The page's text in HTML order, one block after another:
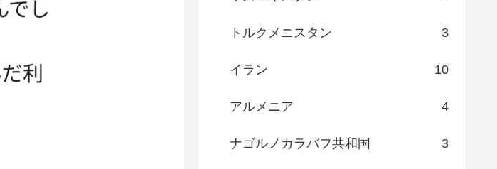
トルクメニスタン 3
イラン 10
アルメニア 4
ナゴルノカラバフ共和国 3